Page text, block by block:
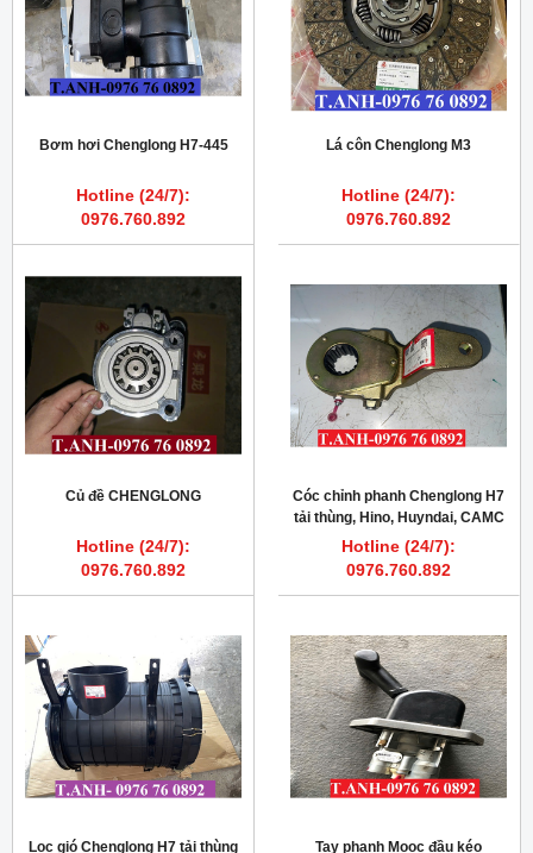
Bơm hơi Chenglong H7-445
Hotline (24/7):
0976.760.892
Lá côn Chenglong M3
Hotline (24/7):
0976.760.892
Củ đề CHENGLONG
Hotline (24/7):
0976.760.892
Cóc chỉnh phanh Chenglong H7
tải thùng, Hino, Huyndai, CAMC
Hotline (24/7):
0976.760.892
Lọc gió Chenglong H7 tải thùng Tay phanh Mooc đầu kéo